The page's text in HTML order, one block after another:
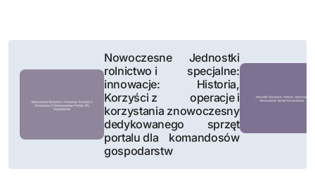
g
Nowoczesne
rolnictwo i
innowacje:
Korzyści z
korzystania z
dedykowanego
portalu dla
gospodarstw
Jednostki
specjalne:
Historia,
operacje i
nowoczesny
sprzęt
komandosów